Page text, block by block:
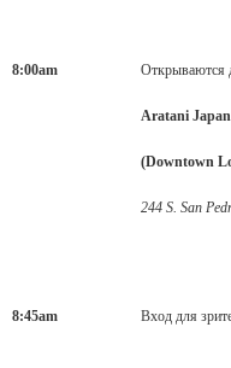
8:00am Открываются
Aratani
(Downtown
244 S. San
8:45am Вход для